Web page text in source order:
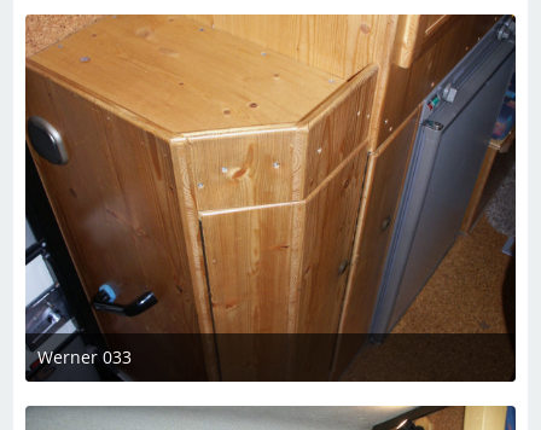
Werner 033
7. März 2023 um 19:08